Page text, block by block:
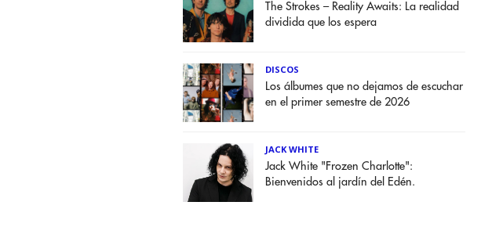
The Strokes – Reality Awaits: La realidad
dividida que los espera
DISCOS
Los álbumes que no dejamos de escuchar
en el primer semestre de 2026
JACK WHITE
Jack White "Frozen Charlotte":
Bienvenidos al jardín del Edén.